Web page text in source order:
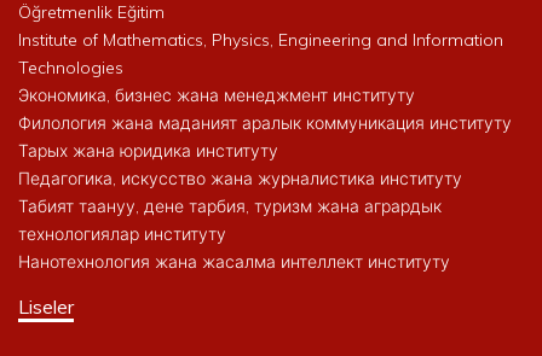
Öğretmenlik Eğitim
Institute of Mathematics, Physics, Engineering and Information
Technologies
Экономика, бизнес жана менеджмент институту
Филология жана маданият аралык коммуникация институту
Тарых жана юридика институту
Педагогика, искусство жана журналистика институту
Табият таануу, дене тарбия, туризм жана агрардык
технологиялар институту
Нанотехнология жана жасалма интеллект институту
Liseler